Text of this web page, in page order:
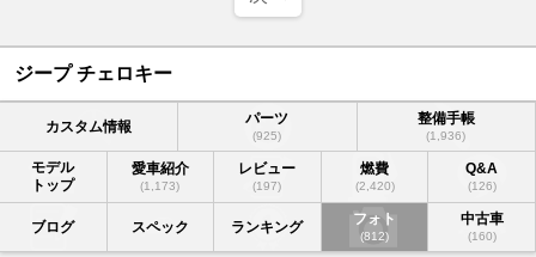
ジープ チェロキー
カスタム情報 パーツ
(925)
整備手帳
(1,936)
モデル
トップ
愛車紹介
(1,173)
レビュー
(197)
燃費
(2,420)
Q&A
(126)
ブログ スペック ランキング フォト
(812)
中古車
(160)